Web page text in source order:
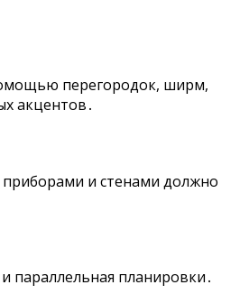
перегородок, ширм,
акцентов․
приборами и стенами должно
параллельная планировки․